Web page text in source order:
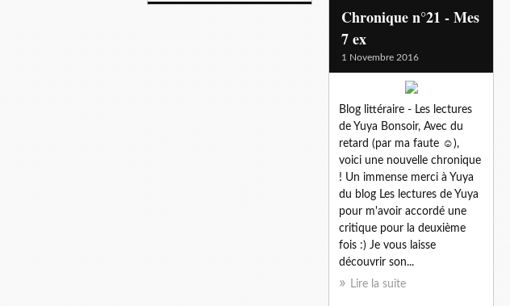
Chronique n°21 - Mes
7 ex
1 Novembre 2016
Blog littéraire - Les lectures
de Yuya Bonsoir, Avec du
retard (par ma faute ☺),
voici une nouvelle chronique
! Un immense merci à Yuya
du blog Les lectures de Yuya
pour m'avoir accordé une
critique pour la deuxième
fois :) Je vous laisse
découvrir son...
Lire la suite